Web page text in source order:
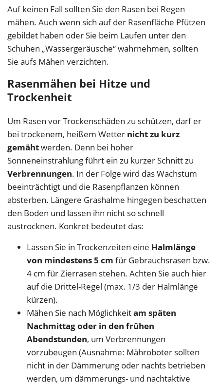
Auf keinen Fall sollten Sie den Rasen bei Regen
mähen. Auch wenn sich auf der Rasenfläche Pfützen
gebildet haben oder Sie beim Laufen unter den
Schuhen „Wassergeräusche“ wahrnehmen, sollten
Sie aufs Mähen verzichten.
Rasenmähen bei Hitze und
Trockenheit
Um Rasen vor Trockenschäden zu schützen, darf er
bei trockenem, heißem Wetter nicht zu kurz
gemähtwerden. Denn bei hoher
Sonneneinstrahlung führt ein zu kurzer Schnitt zu
Verbrennungen. In der Folge wird das Wachstum
beeinträchtigt und die Rasenpflanzen können
absterben. Längere Grashalme hingegen beschatten
den Boden und lassen ihn nicht so schnell
austrocknen. Konkret bedeutet das:
Lassen Sie in Trockenzeiten eine Halmlänge
von mindestens 5 cm für Gebrauchsrasen bzw.
4 cm für Zierrasen stehen. Achten Sie auch hier
auf die Drittel-Regel (max. 1/3 der Halmlänge
kürzen).
Mähen Sie nach Möglichkeitam späten
Nachmittag oder in den frühen
Abendstunden, um Verbrennungen
vorzubeugen (Ausnahme: Mähroboter sollten
nicht in der Dämmerung oder nachts betrieben
werden, um dämmerungs- und nachtaktive